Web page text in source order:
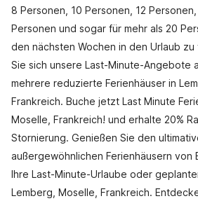
8 Personen, 10 Personen, 12
Personen und sogar für mehr als 20
den nächsten Wochen in den Urlaub zu
Sie sich unsere Last-Minute-Angebote
mehrere reduzierte Ferienhäuser in
Frankreich. Buche jetzt Last Minute
Moselle, Frankreich! und erhalte 20%
Stornierung. Genießen Sie den
außergewöhnlichen Ferienhäusern von
Ihre Last-Minute-Urlaube oder
Lemberg, Moselle, Frankreich.